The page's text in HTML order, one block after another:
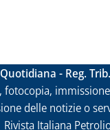
- Reg.
delle notizie o
Rivista Italiana